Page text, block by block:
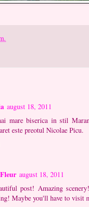
august 18, 2011
mare biserica in stil
este preotul Nicolae Picu.
august 18, 2011
post! Amazing
Maybe you'll have to visit